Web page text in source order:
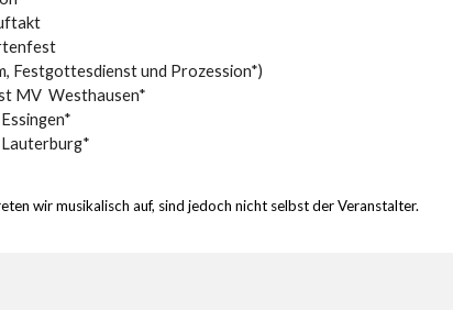
Festgottesdienst und Prozession*)
MV Westhausen*
Lauterburg*
wir musikalisch auf, sind jedoch nicht selbst der Veranstalter.